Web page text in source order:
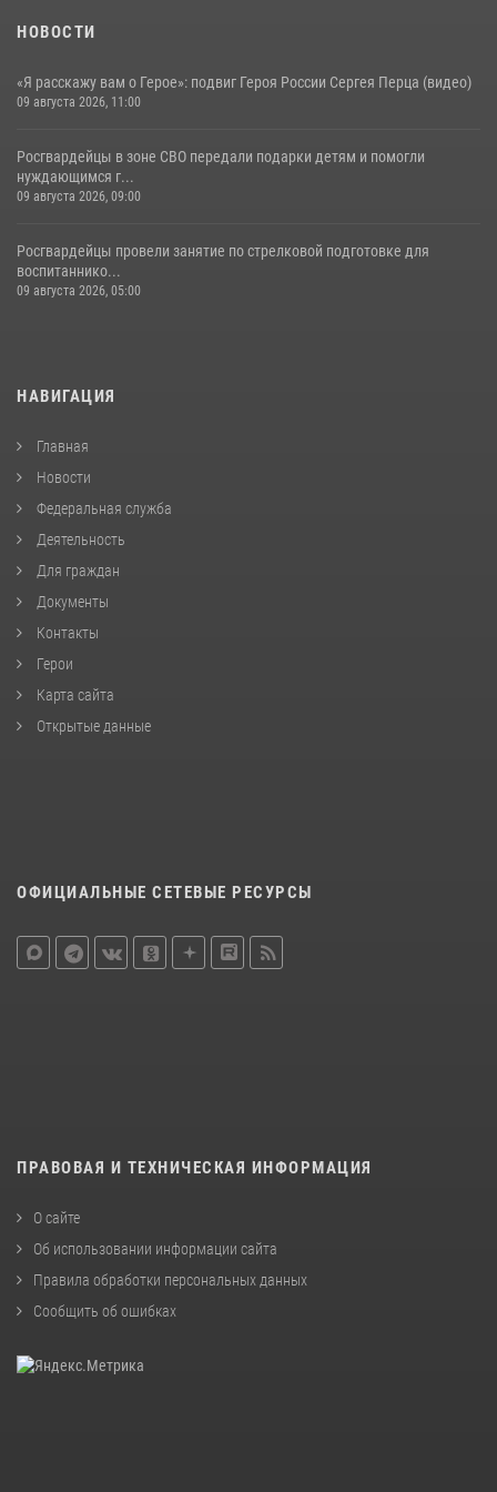
НОВОСТИ
«Я расскажу вам о Герое»: подвиг Героя России Сергея Перца (видео)
09 августа 2026, 11:00
Росгвардейцы в зоне СВО передали подарки детям и помогли
нуждающимся г...
09 августа 2026, 09:00
Росгвардейцы провели занятие по стрелковой подготовке для
воспитаннико...
09 августа 2026, 05:00
НАВИГАЦИЯ
Главная
Новости
Федеральная служба
Деятельность
Для граждан
Документы
Контакты
Герои
Карта сайта
Открытые данные
ОФИЦИАЛЬНЫЕ СЕТЕВЫЕ РЕСУРСЫ
ПРАВОВАЯ И ТЕХНИЧЕСКАЯ ИНФОРМАЦИЯ
О сайте
Об использовании информации сайта
Правила обработки персональных данных
Сообщить об ошибках